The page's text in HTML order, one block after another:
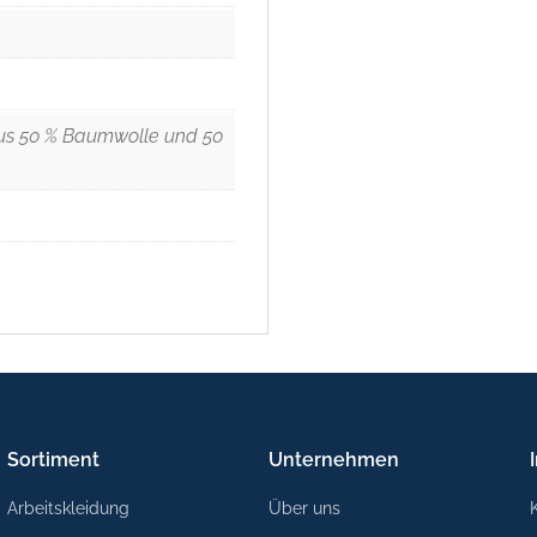
50 % Baumwolle und 50
Sortiment
Arbeitskleidung
Unternehmen
Über uns